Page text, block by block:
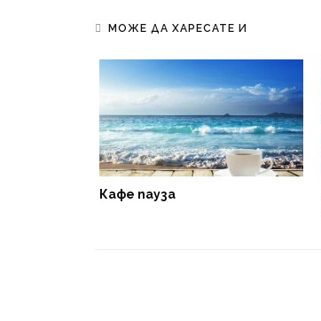
МОЖЕ ДА ХАРЕСАТЕ И
Кафе пауза